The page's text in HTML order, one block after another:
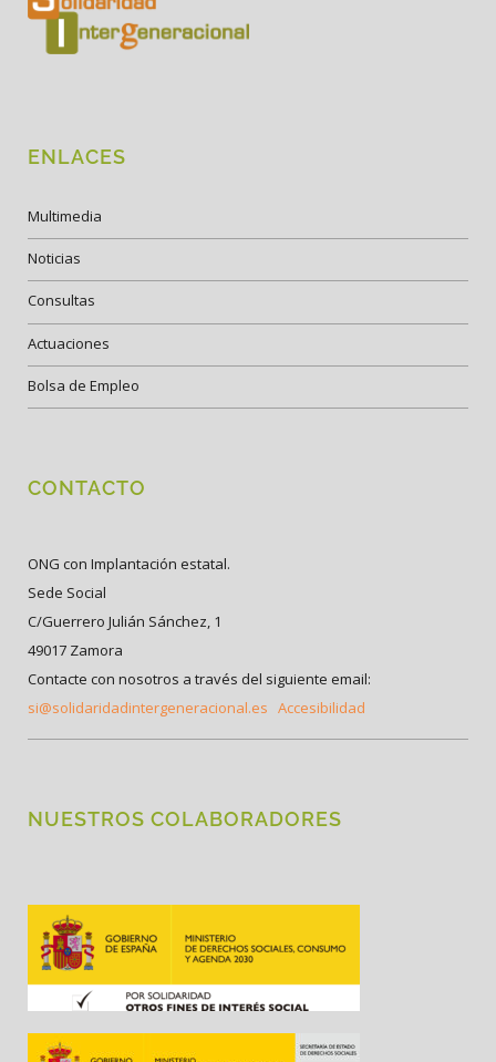
ENLACES
Multimedia
Noticias
Consultas
Actuaciones
Bolsa de Empleo
CONTACTO
ONG con Implantación estatal.
Sede Social
C/Guerrero Julián Sánchez, 1
49017 Zamora
Contacte con nosotros a través del siguiente email:
si@solidaridadintergeneracional.es Accesibilidad
NUESTROS COLABORADORES